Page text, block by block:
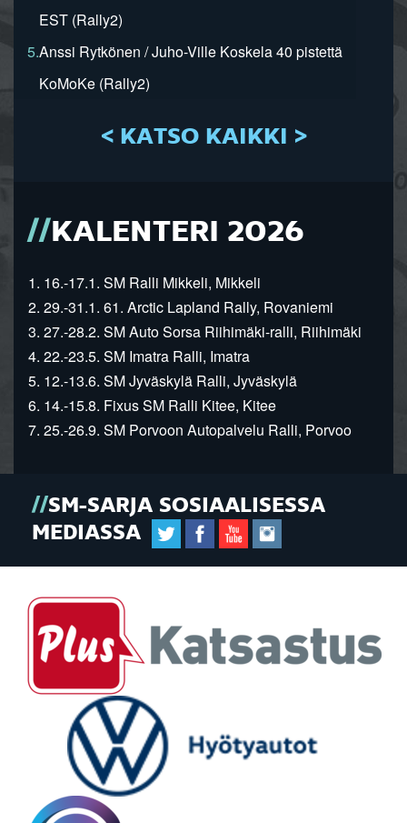
EST (Rally2)
5.Anssi Rytkönen / Juho-Ville Koskela 40 pistettä
KoMoKe (Rally2)
< KATSO KAIKKI >
KALENTERI 2026
1. 16.-17.1. SM Ralli Mikkeli, Mikkeli
2. 29.-31.1. 61. Arctic Lapland Rally, Rovaniemi
3. 27.-28.2. SM Auto Sorsa Riihimäki-ralli, Riihimäki
4. 22.-23.5. SM Imatra Ralli, Imatra
5. 12.-13.6. SM Jyväskylä Ralli, Jyväskylä
6. 14.-15.8. Fixus SM Ralli Kitee, Kitee
7. 25.-26.9. SM Porvoon Autopalvelu Ralli, Porvoo
SM-SARJA SOSIAALISESSA
MEDIASSA